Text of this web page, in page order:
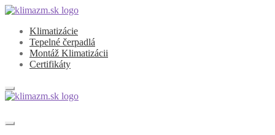
Preskočiť
navigáciu
Preskočiť
obsah
Klimatizácie
Tepelné čerpadlá
Montáž Klimatizácii
Certifikáty